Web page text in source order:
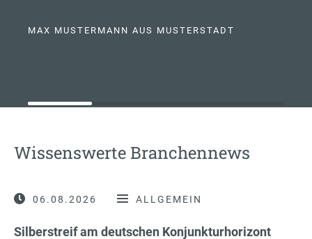
MAX MUSTERMANN AUS MUSTERSTADT
Wissenswerte Branchennews
06.08.2026 ALLGEMEIN
Silberstreif am deutschen Konjunkturhorizont